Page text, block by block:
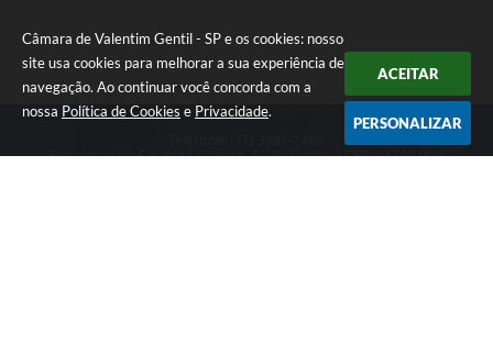
Câmara de Valentim Gentil - SP e os cookies: nosso
site usa cookies para melhorar a sua experiência de
navegação. Ao continuar você concorda com a
nossa Política de Cookies e Privacidade.
ACEITAR
PERSONALIZAR
Endereço: Av: Eduardo Vicente, 5/20 - Centro | CEP: 15520-000